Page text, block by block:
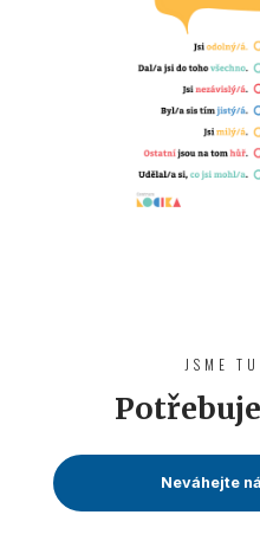
JSME
Neváhejte